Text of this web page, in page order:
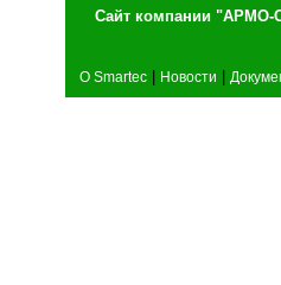
Сайт компании
О Smartec Новости